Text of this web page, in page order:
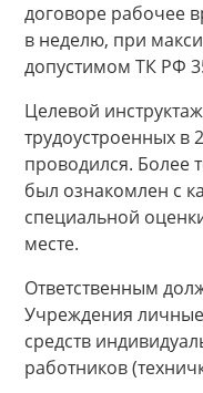
договоре рабочее
в неделю, при
допустимом ТК РФ
Целевой
трудоустроенных в
проводился. Более
был ознакомлен с
специальной
месте.
Ответственным
Учреждения
средств
работников